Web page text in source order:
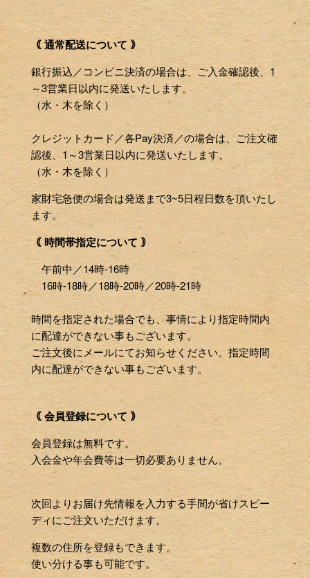
｟ 通常配送について ｠
銀行振込／コンビニ決済の場合は、ご入金確認後、1
～3営業日以内に発送いたします。
（水・木を除く）
クレジットカード／各Pay決済／の場合は、ご注文確
認後、1～3営業日以内に発送いたします。
（水・木を除く）
家財宅急便の場合は発送まで3~5日程日数を頂いたし
ます。
｟ 時間帯指定について ｠
午前中／14時-16時
16時-18時／18時-20時／20時-21時
時間を指定された場合でも、事情により指定時間内
に配達ができない事もございます。
ご注文後にメールにてお知らせください。指定時間
内に配達ができない事もございます。
｟ 会員登録について ｠
会員登録は無料です。
入会金や年会費等は一切必要ありません。
次回よりお届け先情報を入力する手間が省けスピー
ディにご注文いただけます。
複数の住所を登録もできます。
使い分ける事も可能です。